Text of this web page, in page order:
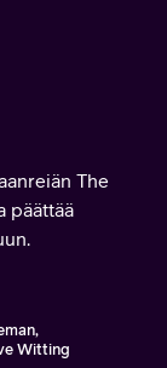
The
päättää
Witting